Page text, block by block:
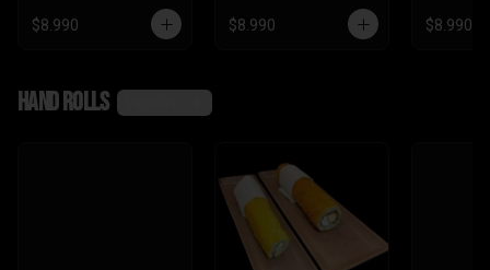
e)
$8.990
crema,ciboulette
$8.990
,queso
$8.990
Hand rolls